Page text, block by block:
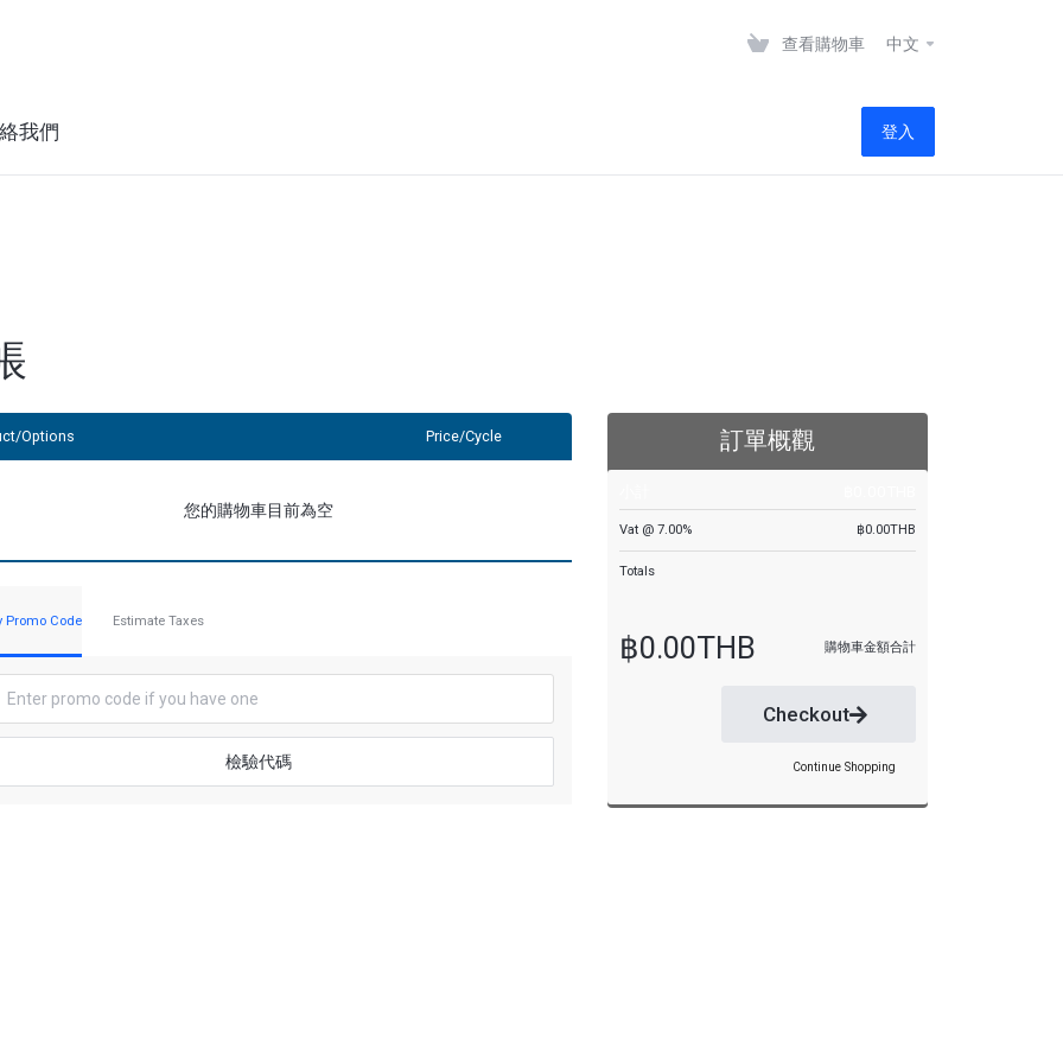
查看購物車 中文
我們 登入
Options Price/Cycle
您的購物車目前為空
Promo Code Estimate Taxes
檢驗代碼
訂單概觀
Vat @ 7.00% ฿0.00THB
Totals
฿0.00THB 購物車金額合計
Checkout
Continue Shopping